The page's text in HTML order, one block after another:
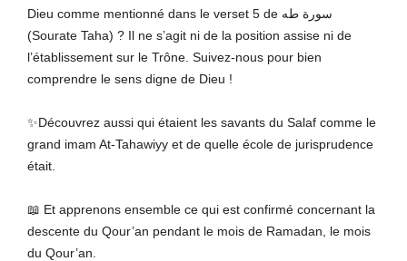
Dieu comme mentionné dans le verset 5 de سورة طه
(Sourate Taha) ? Il ne s’agit ni de la position assise ni de
l’établissement sur le Trône. Suivez-nous pour bien
comprendre le sens digne de Dieu !
✨Découvrez aussi qui étaient les savants du Salaf comme le
grand imam At-Tahawiyy et de quelle école de jurisprudence
était.
📖 Et apprenons ensemble ce qui est confirmé concernant la
descente du Qour’an pendant le mois de Ramadan, le mois
du Qour’an.